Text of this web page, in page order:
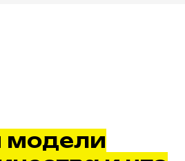
модели